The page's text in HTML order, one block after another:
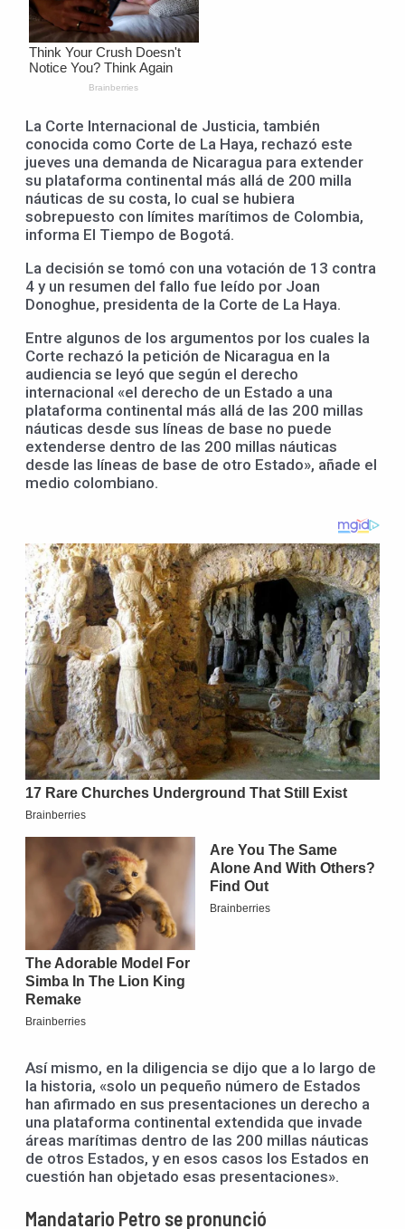
La Corte Internacional de Justicia, también
conocida como Corte de La Haya, rechazó este
jueves una demanda de Nicaragua para extender
su plataforma continental más allá de 200 milla
náuticas de su costa, lo cual se hubiera
sobrepuesto con límites marítimos de Colombia,
informa El Tiempo de Bogotá.
La decisión se tomó con una votación de 13 contra
4 y un resumen del fallo fue leído por Joan
Donoghue, presidenta de la Corte de La Haya.
Entre algunos de los argumentos por los cuales la
Corte rechazó la petición de Nicaragua en la
audiencia se leyó que según el derecho
internacional «el derecho de un Estado a una
plataforma continental más allá de las 200 millas
náuticas desde sus líneas de base no puede
extenderse dentro de las 200 millas náuticas
desde las líneas de base de otro Estado», añade el
medio colombiano.
Así mismo, en la diligencia se dijo que a lo largo de
la historia, «solo un pequeño número de Estados
han afirmado en sus presentaciones un derecho a
una plataforma continental extendida que invade
áreas marítimas dentro de las 200 millas náuticas
de otros Estados, y en esos casos los Estados en
cuestión han objetado esas presentaciones».
Mandatario Petro se pronunció